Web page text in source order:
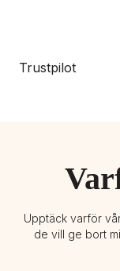
Trustpilot
Upptäck varför
de vill ge bort